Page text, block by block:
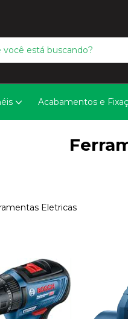
Acabamentos e
Eletricas